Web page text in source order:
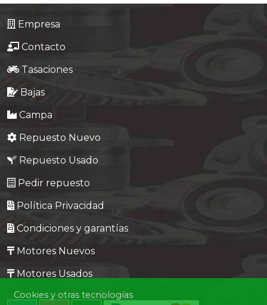
Empresa
Contacto
Tasaciones
Bajas
Campa
Repuesto Nuevo
Repuesto Usado
Pedir repuesto
Política Privacidad
Condiciones y garantías
Motores Nuevos
Motores Usados
Cookies y otras tecnologías